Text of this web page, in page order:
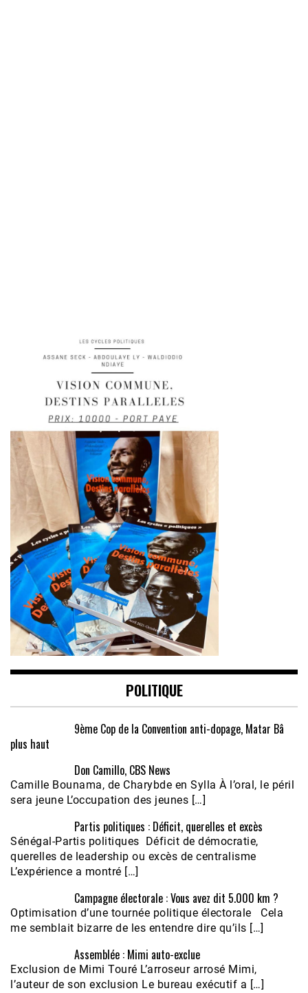
POLITIQUE
9ème Cop de la Convention anti-dopage, Matar Bâ
plus haut
Don Camillo, CBS News
Camille Bounama, de Charybde en Sylla À l’oral, le péril
sera jeune L’occupation des jeunes […]
Partis politiques : Déficit, querelles et excès
Sénégal-Partis politiques Déficit de démocratie,
querelles de leadership ou excès de centralisme
L’expérience a montré […]
Campagne électorale : Vous avez dit 5.000 km ?
Optimisation d’une tournée politique électorale Cela
me semblait bizarre de les entendre dire qu’ils […]
Assemblée : Mimi auto-exclue
Exclusion de Mimi Touré L’arroseur arrosé Mimi,
l’auteur de son exclusion Le bureau exécutif a […]